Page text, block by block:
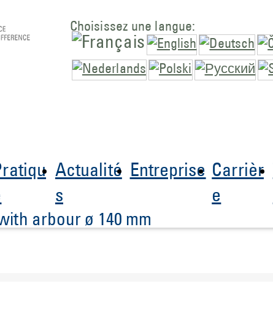
Choisissez une langue:
Actualité
s
Entreprise Carrièr
e
arbour ø 140 mm